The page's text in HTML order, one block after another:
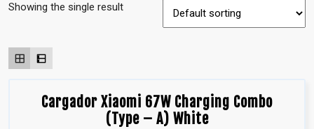
Showing the single result
Cargador Xiaomi 67W Charging Combo
(Type – A) White